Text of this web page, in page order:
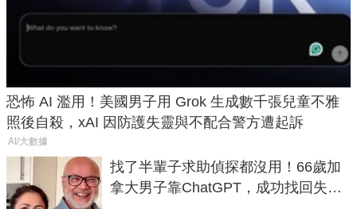
恐怖 AI 濫用！美國男子用 Grok 生成數千張兒童不雅
照後自殺，xAI 因防護失靈與不配合警方遭起訴
AI/大數據
找了半輩子求助偵探都沒用！66歲加
拿大男子靠ChatGPT，成功找回失散